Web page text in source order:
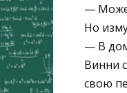
—
Но
— В
Винни
свою